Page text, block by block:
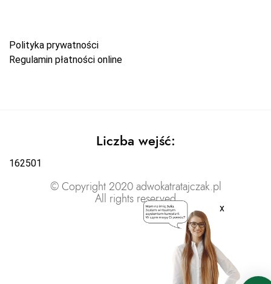
x
Polityka prywatności
Regulamin płatności online
Liczba wejść:
162501
© Copyright 2020 adwokatratajczak.pl
All rights reserved